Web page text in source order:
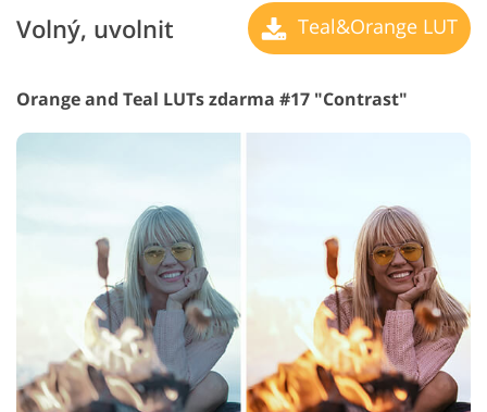
Volný, uvolnit Teal&Orange LUT
Orange and Teal LUTs zdarma #17 "Contrast"